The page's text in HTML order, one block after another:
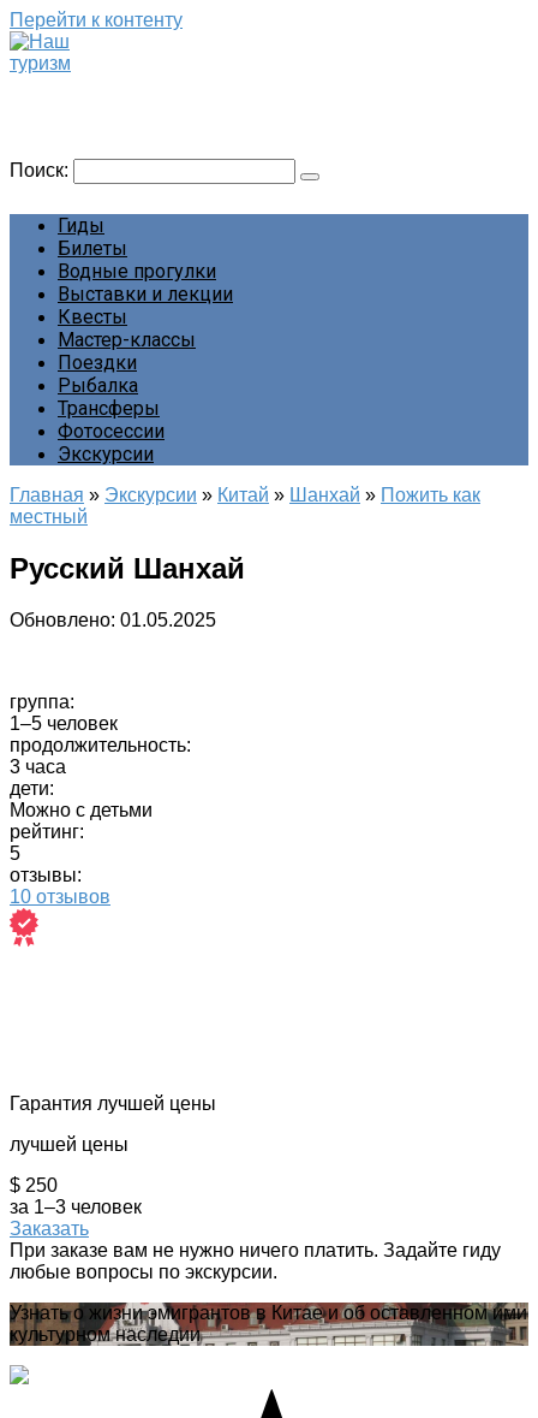
Перейти к контенту
Поиск:
Гиды
Билеты
Водные прогулки
Выставки и лекции
Квесты
Мастер-классы
Поездки
Рыбалка
Трансферы
Фотосессии
Экскурсии
Главная » Экскурсии » Китай » Шанхай » Пожить как
местный
Русский Шанхай
Обновлено: 01.05.2025
группа:
1–5 человек
продолжительность:
3 часа
дети:
Можно с детьми
рейтинг:
5
отзывы:
10 отзывов
Гарантия лучшей цены
лучшей цены
$ 250
за 1–3 человек
Заказать
При заказе вам не нужно ничего платить. Задайте гиду
любые вопросы по экскурсии.
Узнать о жизни эмигрантов в Китае и об оставленном ими
культурном наследии